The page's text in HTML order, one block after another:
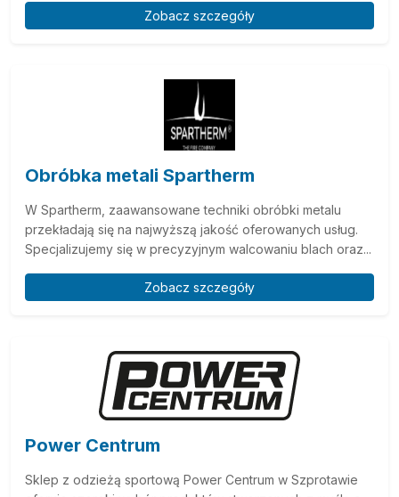
Zobacz szczegóły
Obróbka metali Spartherm
W Spartherm, zaawansowane techniki obróbki metalu
przekładają się na najwyższą jakość oferowanych usług.
Specjalizujemy się w precyzyjnym walcowaniu blach oraz...
Zobacz szczegóły
Power Centrum
Sklep z odzieżą sportową Power Centrum w Szprotawie